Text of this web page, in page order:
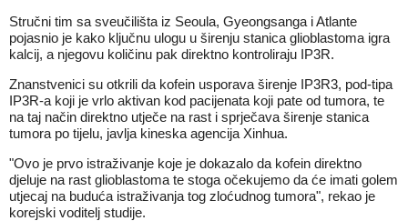
Stručni tim sa sveučilišta iz Seoula, Gyeongsanga i Atlante
pojasnio je kako ključnu ulogu u širenju stanica glioblastoma igra
kalcij, a njegovu količinu pak direktno kontroliraju IP3R.
Znanstvenici su otkrili da kofein usporava širenje IP3R3, pod-tipa
IP3R-a koji je vrlo aktivan kod pacijenata koji pate od tumora, te
na taj način direktno utječe na rast i sprječava širenje stanica
tumora po tijelu, javlja kineska agencija Xinhua.
"Ovo je prvo istraživanje koje je dokazalo da kofein direktno
djeluje na rast glioblastoma te stoga očekujemo da će imati golem
utjecaj na buduća istraživanja tog zloćudnog tumora", rekao je
korejski voditelj studije.